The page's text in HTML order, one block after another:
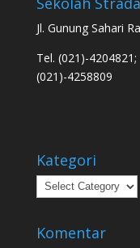
Jl. Gunung Sahari
Tel. (021)-
(021)-4258809
Kategori
Kategori
Komentar